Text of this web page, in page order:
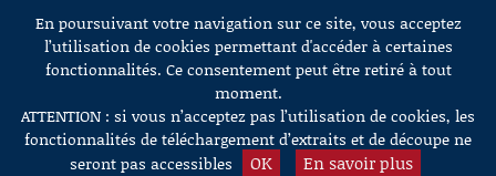
Aller au contenu
En poursuivant votre navigation sur ce site, vous acceptez
l’utilisation de cookies permettant d'accéder à certaines
fonctionnalités. Ce consentement peut être retiré à tout
moment.
ATTENTION : si vous n’acceptez pas l’utilisation de cookies, les
fonctionnalités de téléchargement d’extraits et de découpe ne
seront pas accessibles
OK En savoir plus